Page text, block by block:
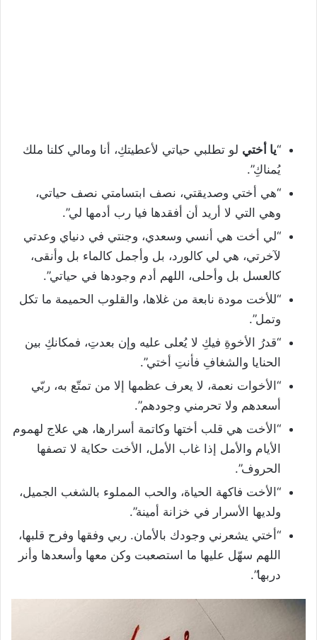
“يا أختي لو تطلبي حياتي لأعطيتكِ، أنا ومالي كلنا ملك
يُمناكِ”.
“هي أختي وصديقتي، نصف ابتسامتي نصف حياتي،
وهي التي لا أريد أن أفقدها فيا رب أدمها لي”.
“لي أخت هي أنسي وسعدي، وجنتي في دنياي وعدتي
لآخرتي، هي لي كالورد، بل وأجمل كالماء بل وأنقى،
كالعسل بل وأحلى، اللهم أدم وجودها في حياتي”.
“للأخت مودة نابعة من غلاها، والقلوب الحميمة ما تكل
وتمل”.
“قدرُ الأخوةِ فيكِ لا يُعلى عليه وإن بعدتِ، فمكانكِ بين
الحنايا والشغافِ فأنتِ أختي”.
“الأخوات نعمة، لا يعرف عظمها إلا من تمتّع به، ربّي
أسعدهم ولا تحرمني وجودهم”.
“الأخت هي قلب أختها وكاتمة أسرارها، هي علاج لهموم
الأيام والأمل إذا غاب الأمل، الأخت حكاية لا تصفها
الحروف”.
“الأخت فاكهة الحياة، والحب المملوء بالشغب الجميل،
ولديها الأسرار في خزانة أمينة”.
“أختي يشعرني وجودك بالأمان. ربي وفقها وفرح قلبها،
اللهم سهّل عليها ما استصعبت وكن معها وأسعدها وأنر
دربها”.